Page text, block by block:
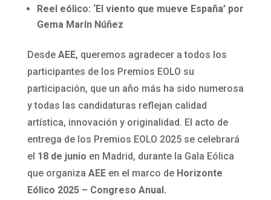
Reel eólico: ‘El viento que mueve España’ por
Gema Marín Núñez
Desde AEE, queremos agradecer a todos los
participantes de los Premios EOLO su
participación, que un año más ha sido numerosa
y todas las candidaturas reflejan calidad
artística, innovación y originalidad. El acto de
entrega de los Premios EOLO 2025 se celebrará
el 18 de junio en Madrid, durante la Gala Eólica
que organiza AEE en el marco de Horizonte
Eólico 2025 – Congreso Anual.